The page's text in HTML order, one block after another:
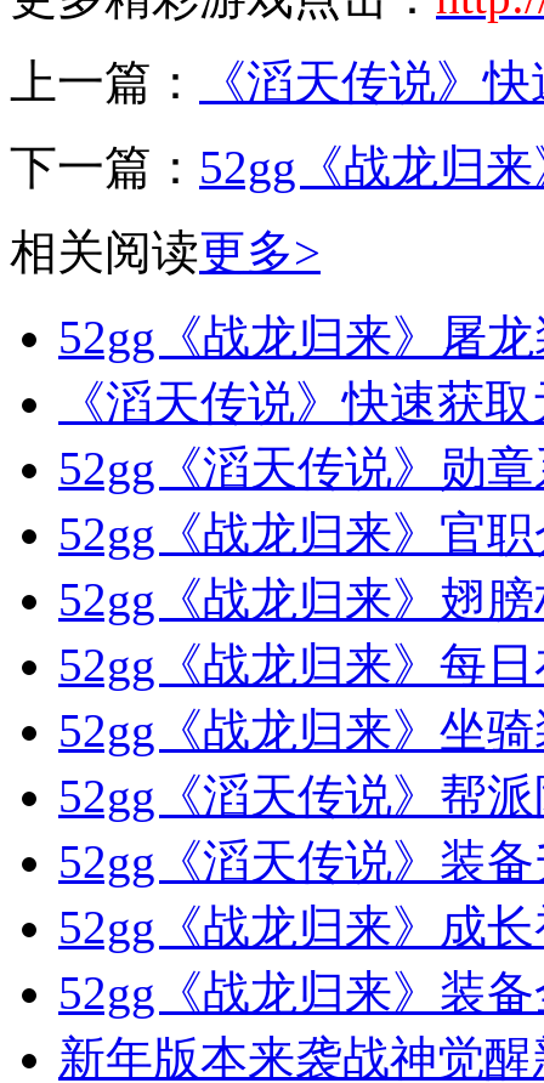
上一篇：
《滔天传说》
下一篇： 52gg《战龙归
相关阅读更多>
52gg《战龙归来》屠
《滔天传说》快速获
52gg《滔天传说》勋
52gg《战龙归来》官
52gg《战龙归来》翅
52gg《战龙归来》每
52gg《战龙归来》坐
52gg《滔天传说》帮
52gg《滔天传说》装
52gg《战龙归来》成
52gg《战龙归来》装
新年版本来袭战神觉